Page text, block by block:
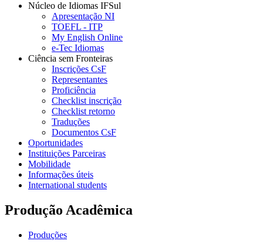
Núcleo de Idiomas IFSul
Apresentação NI
TOEFL - ITP
My English Online
e-Tec Idiomas
Ciência sem Fronteiras
Inscrições CsF
Representantes
Proficiência
Checklist inscrição
Checklist retorno
Traduções
Documentos CsF
Oportunidades
Instituições Parceiras
Mobilidade
Informações úteis
International students
Produção Acadêmica
Produções